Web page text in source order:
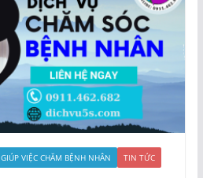
GIÚP VIỆC CHĂM BỆNH NHÂN TIN TỨC